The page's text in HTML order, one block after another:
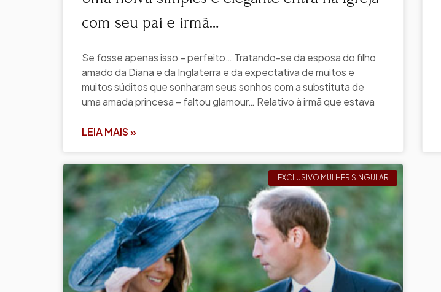
com seu pai e irmã…
Se fosse apenas isso – perfeito… Tratando-se da esposa do filho
amado da Diana e da Inglaterra e da expectativa de muitos e
muitos súditos que sonharam seus sonhos com a substituta de
uma amada princesa – faltou glamour… Relativo à irmã que estava
LEIA MAIS »
EXCLUSIVO MULHER SINGULAR